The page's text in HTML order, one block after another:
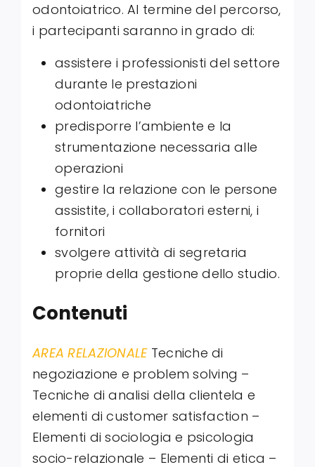
odontoiatrico. Al termine del percorso,
i partecipanti saranno in grado di:
assistere i professionisti del settore
durante le prestazioni
odontoiatriche
predisporre l’ambiente e la
strumentazione necessaria alle
operazioni
gestire la relazione con le persone
assistite, i collaboratori esterni, i
fornitori
svolgere attività di segretaria
proprie della gestione dello studio.
Contenuti
AREA RELAZIONALE Tecniche di
negoziazione e problem solving –
Tecniche di analisi della clientela e
elementi di customer satisfaction –
Elementi di sociologia e psicologia
socio-relazionale – Elementi di etica –